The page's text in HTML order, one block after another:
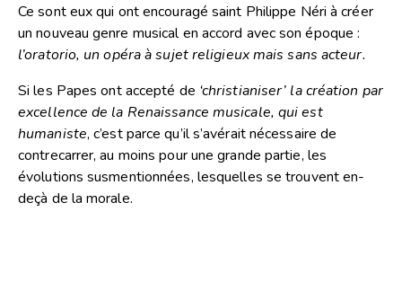
Ce sont eux qui ont encouragé saint Philippe Néri à créer
un nouveau genre musical en accord avec son époque :
l’oratorio, un opéra à sujet religieux mais sans acteur.
Si les Papes ont accepté de ‘christianiser’ la création par
excellence de la Renaissance musicale, qui est
humaniste, c’est parce qu’il s’avérait nécessaire de
contrecarrer, au moins pour une grande partie, les
évolutions susmentionnées, lesquelles se trouvent en-
deçà de la morale.